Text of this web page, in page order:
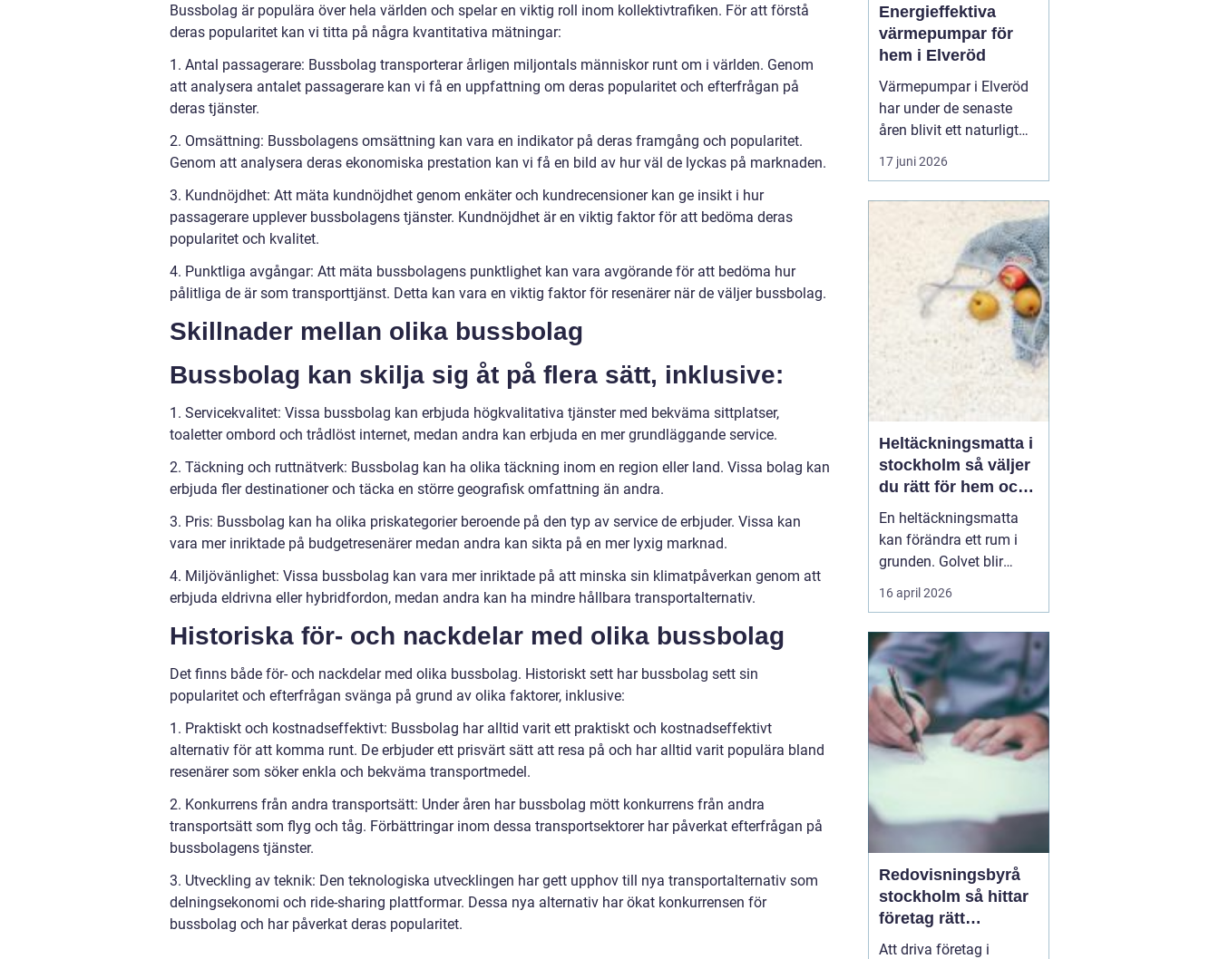
Bussbolag är populära över hela världen och spelar en viktig roll inom kollektivtrafiken. För att förstå
deras popularitet kan vi titta på några kvantitativa mätningar:
1. Antal passagerare: Bussbolag transporterar årligen miljontals människor runt om i världen. Genom
att analysera antalet passagerare kan vi få en uppfattning om deras popularitet och efterfrågan på
deras tjänster.
2. Omsättning: Bussbolagens omsättning kan vara en indikator på deras framgång och popularitet.
Genom att analysera deras ekonomiska prestation kan vi få en bild av hur väl de lyckas på marknaden.
3. Kundnöjdhet: Att mäta kundnöjdhet genom enkäter och kundrecensioner kan ge insikt i hur
passagerare upplever bussbolagens tjänster. Kundnöjdhet är en viktig faktor för att bedöma deras
popularitet och kvalitet.
4. Punktliga avgångar: Att mäta bussbolagens punktlighet kan vara avgörande för att bedöma hur
pålitliga de är som transporttjänst. Detta kan vara en viktig faktor för resenärer när de väljer bussbolag.
Skillnader mellan olika bussbolag
Bussbolag kan skilja sig åt på flera sätt, inklusive:
1. Servicekvalitet: Vissa bussbolag kan erbjuda högkvalitativa tjänster med bekväma sittplatser,
toaletter ombord och trådlöst internet, medan andra kan erbjuda en mer grundläggande service.
2. Täckning och ruttnätverk: Bussbolag kan ha olika täckning inom en region eller land. Vissa bolag kan
erbjuda fler destinationer och täcka en större geografisk omfattning än andra.
3. Pris: Bussbolag kan ha olika priskategorier beroende på den typ av service de erbjuder. Vissa kan
vara mer inriktade på budgetresenärer medan andra kan sikta på en mer lyxig marknad.
4. Miljövänlighet: Vissa bussbolag kan vara mer inriktade på att minska sin klimatpåverkan genom att
erbjuda eldrivna eller hybridfordon, medan andra kan ha mindre hållbara transportalternativ.
Historiska för- och nackdelar med olika bussbolag
Det finns både för- och nackdelar med olika bussbolag. Historiskt sett har bussbolag sett sin
popularitet och efterfrågan svänga på grund av olika faktorer, inklusive:
1. Praktiskt och kostnadseffektivt: Bussbolag har alltid varit ett praktiskt och kostnadseffektivt
alternativ för att komma runt. De erbjuder ett prisvärt sätt att resa på och har alltid varit populära bland
resenärer som söker enkla och bekväma transportmedel.
2. Konkurrens från andra transportsätt: Under åren har bussbolag mött konkurrens från andra
transportsätt som flyg och tåg. Förbättringar inom dessa transportsektorer har påverkat efterfrågan på
bussbolagens tjänster.
3. Utveckling av teknik: Den teknologiska utvecklingen har gett upphov till nya transportalternativ som
delningsekonomi och ride-sharing plattformar. Dessa nya alternativ har ökat konkurrensen för
bussbolag och har påverkat deras popularitet.
Energieffektiva
värmepumpar för
hem i Elveröd
Värmepumpar i Elveröd
har under de senaste
åren blivit ett naturligt
samtalsämne för
villaägare som vill
uppvärmningskostnader
med ett mer hållbart
energival. Många hus i
områ...
17 juni 2026
Heltäckningsmatta i
stockholm så väljer
du rätt för hem och
kontor
En heltäckningsmatta
kan förändra ett rum i
grunden. Golvet blir
mjukare, ljudnivån
sjunker och hela miljön
ombonad. I en storstad
som Stockholm, där
många bor trångt och
ljud lätt sprids mellan
våningsplan och
lägenheter, har heltäck...
16 april 2026
Redovisningsbyrå
stockholm så hittar
företag rätt
långsiktig partner
Att driva företag i